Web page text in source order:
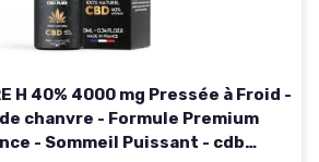
H 40% 4000 mg Pressée à Froid -
chanvre - Formule Premium
- Sommeil Puissant - cdb